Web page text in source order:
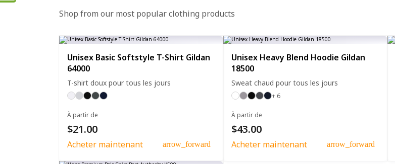
Shop from our most popular clothing products
Unisex Basic Softstyle T-Shirt Gildan
64000
T-shirt doux pour tous les jours
À partir de
$21.00
Acheter maintenant arrow_forward
Unisex Heavy Blend Hoodie Gildan
18500
Sweat chaud pour tous les jours
+ 6
À partir de
$43.00
Acheter maintenant arrow_forward